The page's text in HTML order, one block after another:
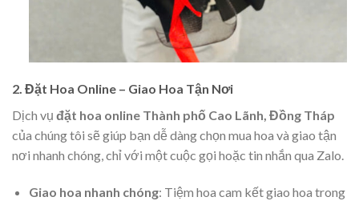
2. Đặt Hoa Online – Giao Hoa Tận Nơi
Dịch vụ đặt hoa online Thành phố Cao Lãnh, Đồng Tháp
của chúng tôi sẽ giúp bạn dễ dàng chọn mua hoa và giao tận
nơi nhanh chóng, chỉ với một cuộc gọi hoặc tin nhắn qua Zalo.
Giao hoa nhanh chóng: Tiệm hoa cam kết giao hoa trong